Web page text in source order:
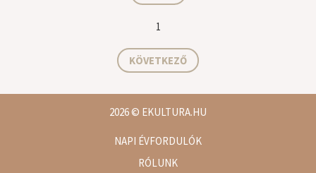
1
KÖVETKEZŐ
2026© EKULTURA.HU
NAPI ÉVFORDULÓK
RÓLUNK